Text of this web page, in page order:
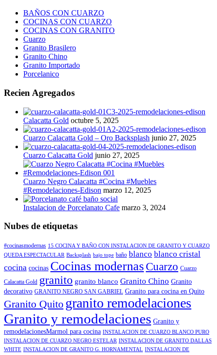
BAÑOS CON CUARZO
COCINAS CON CUARZO
COCINAS CON GRANITO
Cuarzo
Granito Brasilero
Granito Chino
Granito Importado
Porcelanico
Recien Agregados
Calacatta Gold octubre 5, 2025
Cuarzo Calacatta Gold – Oro Backsplash junio 27, 2025
Cuarzo Calacatta Gold junio 27, 2025
Cuarzo Negro Calacatta #Cocina #Muebles
#Remodelaciones-Edison marzo 12, 2025
Instalacion de Porcelanato Cafe marzo 3, 2024
Nubes de etiquetas
#cocinasmodernas 15 COCINA Y BAÑO CON INSTALACION DE GRANITO Y CUARZO
QUEDA ESPECTACULAR Backsplash bajo tope baño blanco blanco cristal
cocina cocinas Cocinas modernas Cuarzo Cuarzo
Calacatta Gold granito granito blanco Granito Chino Granito
decorativo GRANITO NEGRO SAN GABRIEL Granito para cocina en Quito
Granito Quito granito remodelaciones
Granito y remodelaciones Granito y
remodelacionesMarmol para cocina INSTALACION DE CUARZO BLANCO PURO
INSTALACION DE CUARZO NEGRO ESTELAR INSTALACION DE GRANITO DALLAS
WHITE INSTALACION DE GRANITO G. HORNAMENTAL INSTALACION DE